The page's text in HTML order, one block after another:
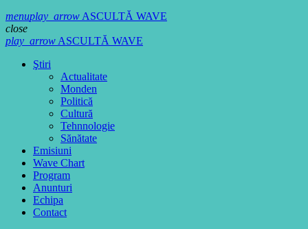
menuplay_arrowASCULTĂ WAVE
close
play_arrowASCULTĂ WAVE
Ştiri
Actualitate
Monden
Politică
Cultură
Tehnnologie
Sănătate
Emisiuni
Wave Chart
Program
Anunturi
Echipa
Contact